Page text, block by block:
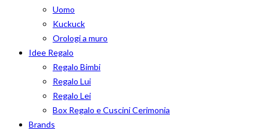
Uomo
Kuckuck
Orologi a muro
Idee Regalo
Regalo Bimbi
Regalo Lui
Regalo Lei
Box Regalo e Cuscini Cerimonia
Brands